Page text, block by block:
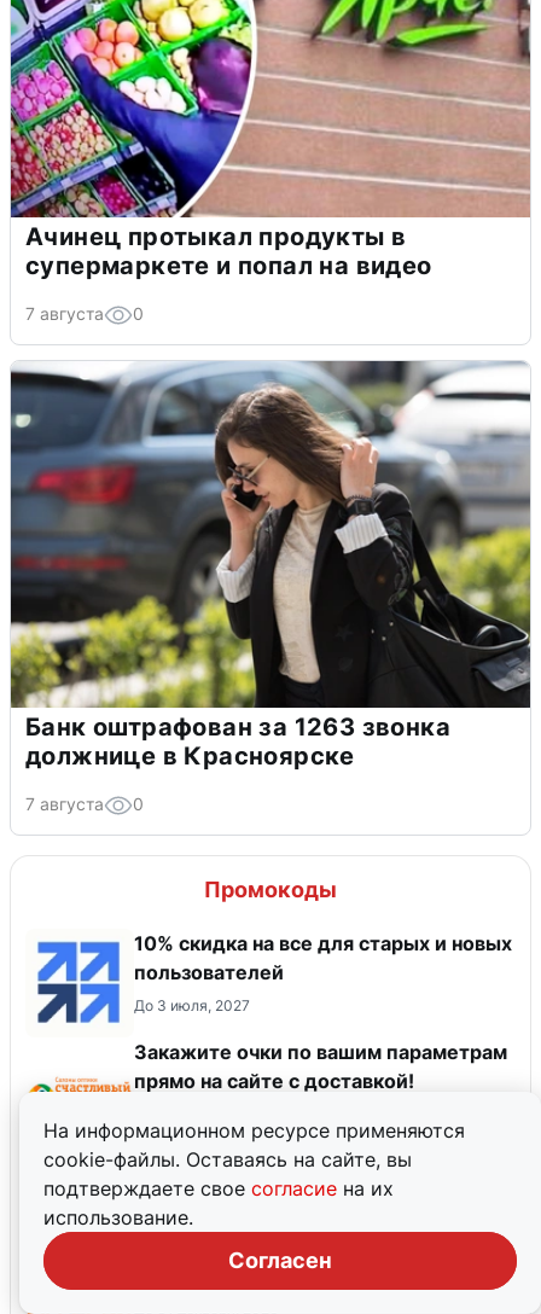
На информационном ресурсе применяются
cookie-файлы. Оставаясь на сайте, вы
подтверждаете свое согласие на их
использование.
Согласен
Ачинец протыкал продукты в
супермаркете и попал на видео
7 августа 0
Банк оштрафован за 1263 звонка
должнице в Красноярске
7 августа 0
Промокоды
10% скидка на все для старых и новых
пользователей
До 3 июля, 2027
Закажите очки по вашим параметрам
прямо на сайте с доставкой!
Авито Путешествия — скидка 5% для
всех пользователей на одно
бронирование отеля!
До 31 августа, 2026
Скидка 1%